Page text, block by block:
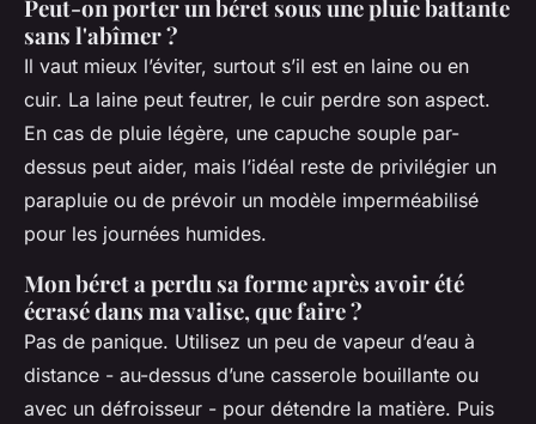
Peut-on porter un béret sous une pluie battante
sans l'abîmer ?
Il vaut mieux l’éviter, surtout s’il est en laine ou en
cuir. La laine peut feutrer, le cuir perdre son aspect.
En cas de pluie légère, une capuche souple par-
dessus peut aider, mais l’idéal reste de privilégier un
parapluie ou de prévoir un modèle imperméabilisé
pour les journées humides.
Mon béret a perdu sa forme après avoir été
écrasé dans ma valise, que faire ?
Pas de panique. Utilisez un peu de vapeur d’eau à
distance - au-dessus d’une casserole bouillante ou
avec un défroisseur - pour détendre la matière. Puis